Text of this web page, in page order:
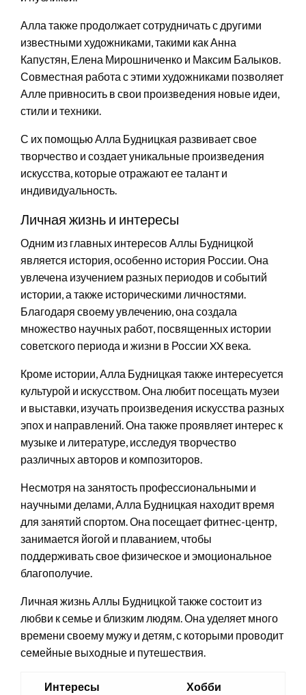
Алла также продолжает сотрудничать с другими
известными художниками, такими как Анна
Капустян, Елена Мирошниченко и Максим Балыков.
Совместная работа с этими художниками позволяет
Алле привносить в свои произведения новые идеи,
стили и техники.
С их помощью Алла Будницкая развивает свое
творчество и создает уникальные произведения
искусства, которые отражают ее талант и
индивидуальность.
Личная жизнь и интересы
Одним из главных интересов Аллы Будницкой
является история, особенно история России. Она
увлечена изучением разных периодов и событий
истории, а также историческими личностями.
Благодаря своему увлечению, она создала
множество научных работ, посвященных истории
советского периода и жизни в России XX века.
Кроме истории, Алла Будницкая также интересуется
культурой и искусством. Она любит посещать музеи
и выставки, изучать произведения искусства разных
эпох и направлений. Она также проявляет интерес к
музыке и литературе, исследуя творчество
различных авторов и композиторов.
Несмотря на занятость профессиональными и
научными делами, Алла Будницкая находит время
для занятий спортом. Она посещает фитнес-центр,
занимается йогой и плаванием, чтобы
поддерживать свое физическое и эмоциональное
благополучие.
Личная жизнь Аллы Будницкой также состоит из
любви к семье и близким людям. Она уделяет много
времени своему мужу и детям, с которыми проводит
семейные выходные и путешествия.
Интересы Хобби